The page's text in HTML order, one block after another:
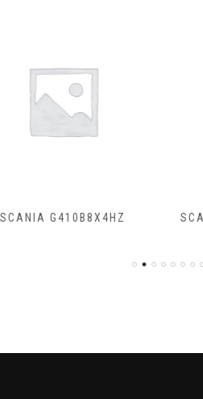
SCANIA R500A4X2NB